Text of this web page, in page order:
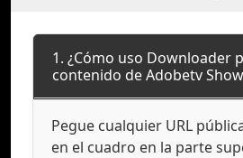
1. ¿Cómo uso Downloader
contenido de Adobetv
Pegue cualquier URL
en el cuadro en la parte